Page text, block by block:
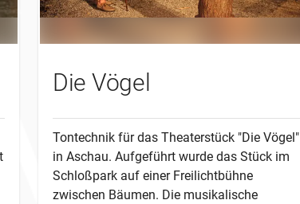
Die Vögel
Tontechnik für das Theaterstück "Die Vögel"
in Aschau. Aufgeführt wurde das Stück im
Schloßpark auf einer Freilichtbühne
zwischen Bäumen. Die musikalische